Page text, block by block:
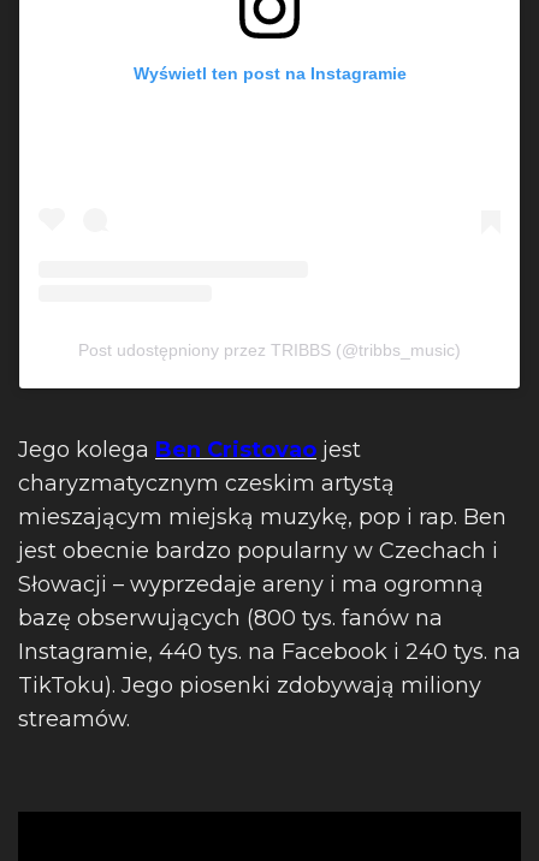
Wyświetl ten post na Instagramie
Post udostępniony przez TRIBBS (@tribbs_music)
Jego kolega Ben Cristovao jest
charyzmatycznym czeskim artystą
mieszającym miejską muzykę, pop i rap. Ben
jest obecnie bardzo popularny w Czechach i
Słowacji – wyprzedaje areny i ma ogromną
bazę obserwujących (800 tys. fanów na
Instagramie, 440 tys. na Facebook i 240 tys. na
TikToku). Jego piosenki zdobywają miliony
streamów.